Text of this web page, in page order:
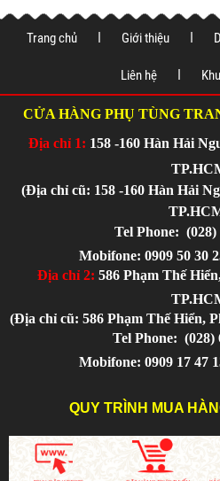
Trang chủ Giới thiệu
Liên hệ
CỬA HÀNG PHỤ TÙNG
Địa chỉ 1: 158 -160 Hàn Hải
(Địa chỉ cũ: 158 -160 Hàn Hải
Tel Phone: (028)
Mobifone: 0909 50 30
Địa chỉ 2: 586 Phạm Thế
(Địa chỉ cũ: 586 Phạm Thế Hiển,
Tel Phone: (028)
Mobifone: 0909 17 47
QUY TRÌNH MUA